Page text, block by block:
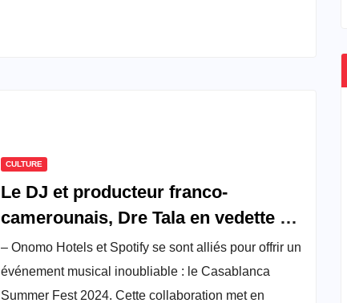
CULTURE
Le DJ et producteur franco-
camerounais, Dre Tala en vedette au
Casablanca Summer Fest 2024
organisé par ONOMO Hotels et
Spotify
– Onomo Hotels et Spotify se sont alliés pour offrir un
événement musical inoubliable : le Casablanca
Summer Fest 2024. Cette collaboration met en